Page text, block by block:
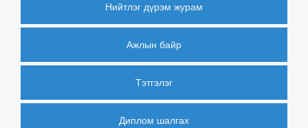
Нийтлэг дүрэм журам
Ажлын байр
Тэтгэлэг
Диплом шалгах